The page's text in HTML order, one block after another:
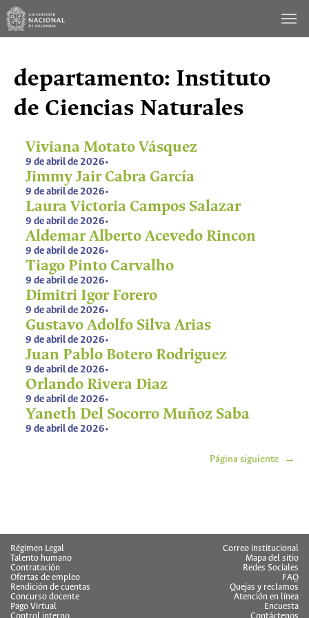
Saltar
contenido
departamento: Instituto
de Ciencias Naturales
Viviana Motato Vásquez
9 de abril de 2026•
Jimmy Jair Cabra García
9 de abril de 2026•
Laura Victoria Campos Salazar
9 de abril de 2026•
Aldemar Alberto Acevedo Rincon
9 de abril de 2026•
Tiago Pinto Carvalho
9 de abril de 2026•
Dimitri Igor Forero
9 de abril de 2026•
Gustavo Adolfo Silva Arias
9 de abril de 2026•
Juan Pablo Botero Rodriguez
9 de abril de 2026•
Orlando Rivera Diaz
9 de abril de 2026•
Yaneth Del Socorro Muñoz Saba
9 de abril de 2026•
Página siguiente →
Régimen Legal
Talento humano
Contratación
Ofertas de empleo
Rendición de cuentas
Concurso docente
Pago Virtual
Correo institucional
Mapa del sitio
Redes Sociales
FAQ
Quejas y reclamos
Atención en línea
Encuesta